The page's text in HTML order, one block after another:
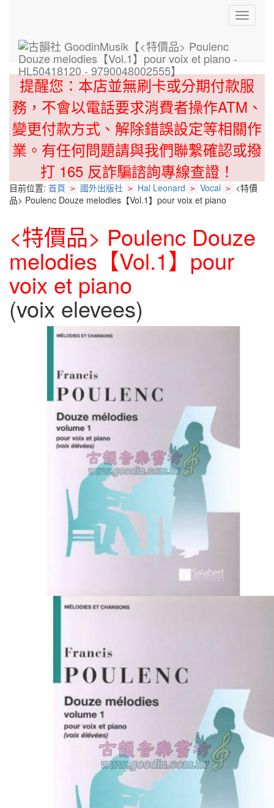
Toggle
提醒您：本店並無刷卡或分期付款服
務，不會以電話要求消費者操作ATM、
變更付款方式、解除錯誤設定等相關作
業。有任何問題請與我們聯繫確認或撥
打 165 反詐騙諮詢專線查證！
目前位置: 首頁 > 國外出版社 > Hal Leonard > Vocal > <特價
品> Poulenc Douze melodies【Vol.1】pour voix et piano
<特價品> Poulenc Douze
melodies【Vol.1】pour
voix et piano
(voix elevees)